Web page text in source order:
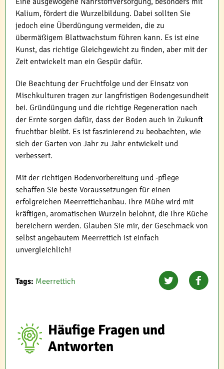
Kalium, fördert die Wurzelbildung. Dabei sollten Sie
jedoch eine Überdüngung vermeiden, die zu
übermäßigem Blattwachstum führen kann. Es ist eine
Kunst, das richtige Gleichgewicht zu finden, aber mit der
Zeit entwickelt man ein Gespür dafür.
Die Beachtung der Fruchtfolge und der Einsatz von
Mischkulturen tragen zur langfristigen Bodengesundheit
bei. Gründüngung und die richtige Regeneration nach
der Ernte sorgen dafür, dass der Boden auch in Zukunft
fruchtbar bleibt. Es ist faszinierend zu beobachten, wie
sich der Garten von Jahr zu Jahr entwickelt und
verbessert.
Mit der richtigen Bodenvorbereitung und -pflege
schaffen Sie beste Voraussetzungen für einen
erfolgreichen Meerrettichanbau. Ihre Mühe wird mit
kräftigen, aromatischen Wurzeln belohnt, die Ihre Küche
bereichern werden. Glauben Sie mir, der Geschmack von
selbst angebautem Meerrettich ist einfach
unvergleichlich!
Tags: Meerrettich
Häufige Fragen und
Antworten